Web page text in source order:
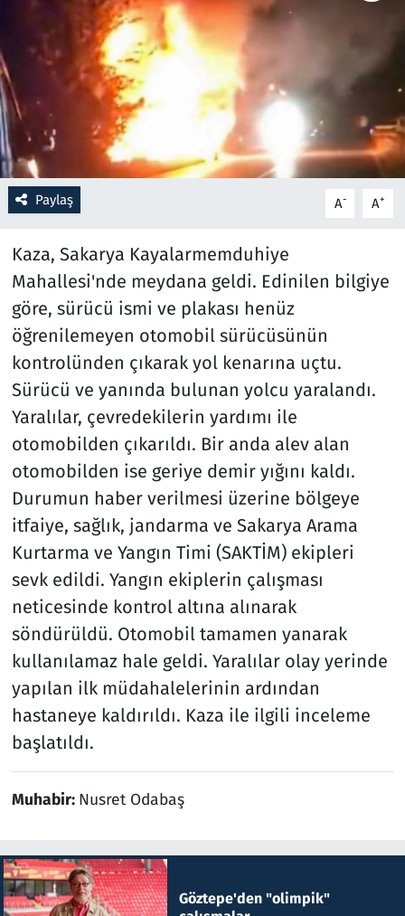
Paylaş A- A+
Kaza, Sakarya Kayalarmemduhiye
Mahallesi'nde meydana geldi. Edinilen bilgiye
göre, sürücü ismi ve plakası henüz
öğrenilemeyen otomobil sürücüsünün
kontrolünden çıkarak yol kenarına uçtu.
Sürücü ve yanında bulunan yolcu yaralandı.
Yaralılar, çevredekilerin yardımı ile
otomobilden çıkarıldı. Bir anda alev alan
otomobilden ise geriye demir yığını kaldı.
Durumun haber verilmesi üzerine bölgeye
itfaiye, sağlık, jandarma ve Sakarya Arama
Kurtarma ve Yangın Timi (SAKTİM) ekipleri
sevk edildi. Yangın ekiplerin çalışması
neticesinde kontrol altına alınarak
söndürüldü. Otomobil tamamen yanarak
kullanılamaz hale geldi. Yaralılar olay yerinde
yapılan ilk müdahalelerinin ardından
hastaneye kaldırıldı. Kaza ile ilgili inceleme
başlatıldı.
Muhabir: Nusret Odabaş
Göztepe'den "olimpik"
Rüya Tabirleri
Sağlık
Savunma Sanayi
Seçim 2023
Teknoloji ve Bilim
Televizyon